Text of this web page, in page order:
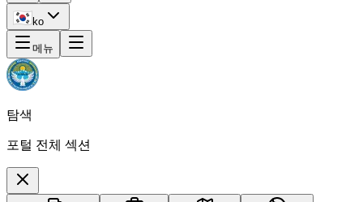
ko
메뉴
탐색
포털 전체 섹션